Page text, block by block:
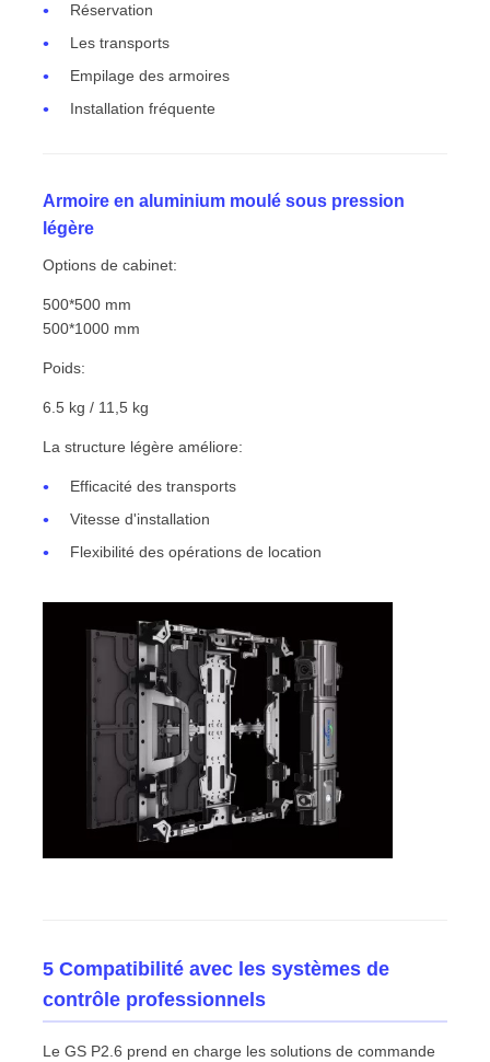
Réservation
Les transports
Empilage des armoires
Installation fréquente
Armoire en aluminium moulé sous pression
légère
Options de cabinet:
500*500 mm
500*1000 mm
Poids:
6.5 kg / 11,5 kg
La structure légère améliore:
Efficacité des transports
Vitesse d'installation
Flexibilité des opérations de location
5 Compatibilité avec les systèmes de
contrôle professionnels
Le GS P2.6 prend en charge les solutions de commande